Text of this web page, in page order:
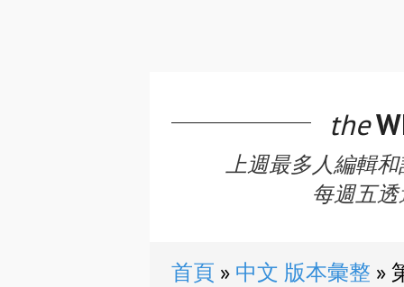
the
上週最多人編輯
每週五
首頁 中文 版本彙整